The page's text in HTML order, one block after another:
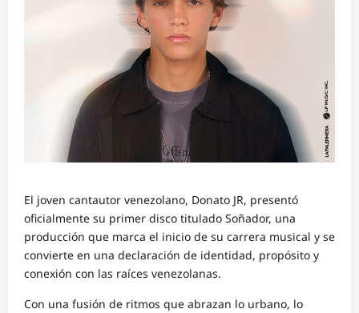
El joven cantautor venezolano, Donato JR, presentó
oficialmente su primer disco titulado Soñador, una
producción que marca el inicio de su carrera musical y se
convierte en una declaración de identidad, propósito y
conexión con las raíces venezolanas.
Con una fusión de ritmos que abrazan lo urbano, lo